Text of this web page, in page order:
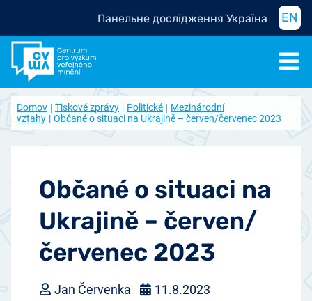
Панельне дослідження Україна EN
Domov Tiskové zprávy Politické
Mezinárodní
vztahy
Občané o situaci na Ukrajině – červen/červenec 2023
Občané o situaci na
Ukrajině – červen/
červenec 2023
Jan Červenka
11.8.2023